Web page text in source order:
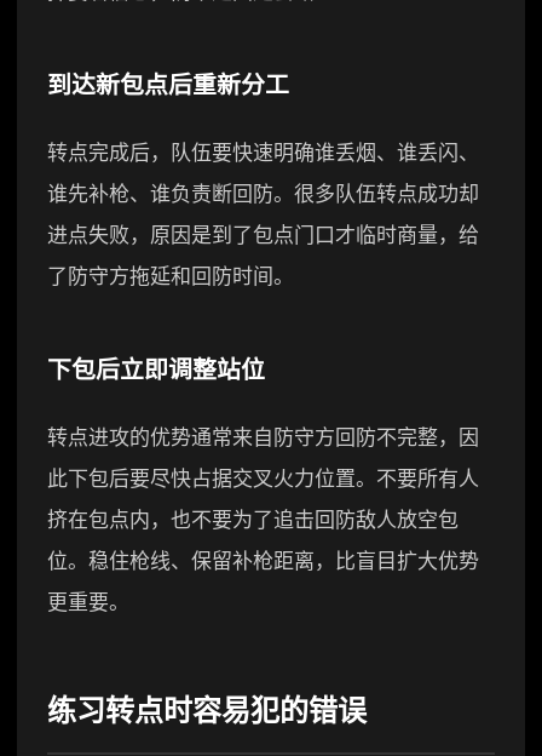
到达新包点后重新分工
转点完成后，队伍要快速明确谁丢烟、谁丢闪、
谁先补枪、谁负责断回防。很多队伍转点成功却
进点失败，原因是到了包点门口才临时商量，给
了防守方拖延和回防时间。
下包后立即调整站位
转点进攻的优势通常来自防守方回防不完整，因
此下包后要尽快占据交叉火力位置。不要所有人
挤在包点内，也不要为了追击回防敌人放空包
位。稳住枪线、保留补枪距离，比盲目扩大优势
更重要。
练习转点时容易犯的错误